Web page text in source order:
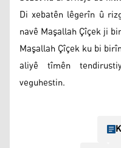
Di xebatên lêgerîn û
navê Maşallah Çîçek ji
Maşallah Çîçek ku bi
aliyê tîmên
veguhestin.